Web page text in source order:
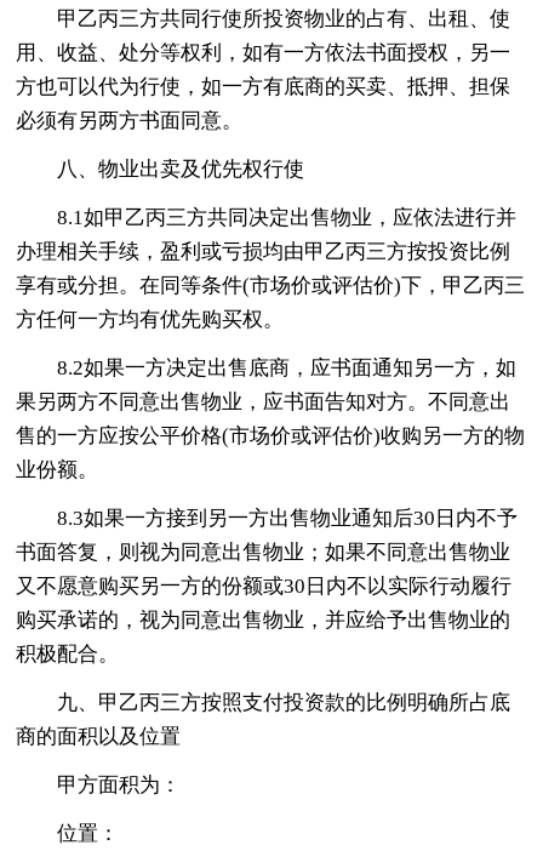
甲乙丙三方共同行使所投资物业的占有、出租、使
用、收益、处分等权利，如有一方依法书面授权，另一
方也可以代为行使，如一方有底商的买卖、抵押、担保
必须有另两方书面同意。
八、物业出卖及优先权行使
8.1如甲乙丙三方共同决定出售物业，应依法进行并
办理相关手续，盈利或亏损均由甲乙丙三方按投资比例
享有或分担。在同等条件(市场价或评估价)下，甲乙丙三
方任何一方均有优先购买权。
8.2如果一方决定出售底商，应书面通知另一方，如
果另两方不同意出售物业，应书面告知对方。不同意出
售的一方应按公平价格(市场价或评估价)收购另一方的物
业份额。
8.3如果一方接到另一方出售物业通知后30日内不予
书面答复，则视为同意出售物业；如果不同意出售物业
又不愿意购买另一方的份额或30日内不以实际行动履行
购买承诺的，视为同意出售物业，并应给予出售物业的
积极配合。
九、甲乙丙三方按照支付投资款的比例明确所占底
商的面积以及位置
甲方面积为：
位置：